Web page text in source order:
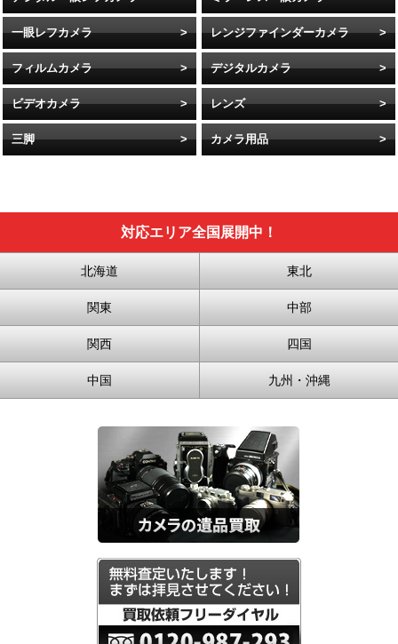
一眼レフカメラ レンジファインダーカメラ
フィルムカメラ デジタルカメラ
ビデオカメラ レンズ
三脚 カメラ用品
対応エリア全国展開中！
北海道 東北
関東 中部
関西 四国
中国 九州・沖縄